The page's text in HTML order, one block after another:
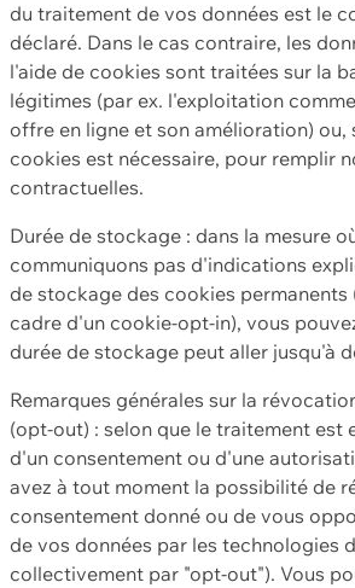
du traitement de vos données est le
déclaré. Dans le cas contraire, les
l'aide de cookies sont traitées sur la
légitimes (par ex. l'exploitation
offre en ligne et son amélioration)
cookies est nécessaire, pour remplir
contractuelles.
Durée de stockage : dans la mesure
communiquons pas d'indications
de stockage des cookies permanents
cadre d'un cookie-opt-in), vous
durée de stockage peut aller jusqu'à
Remarques générales sur la
(opt-out) : selon que le traitement est
d'un consentement ou d'une
avez à tout moment la possibilité de
consentement donné ou de vous
de vos données par les technologies
collectivement par "opt-out"). Vous